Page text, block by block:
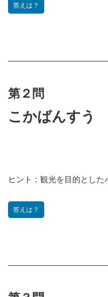
答えは？
第２問
こかばんすう
ヒント： 観光を目的とした
答えは？